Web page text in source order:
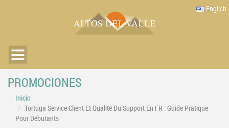
English
PROMOCIONES
Inicio
Tortuga Service Client Et Qualité Du Support En FR : Guide Pratique
Pour Débutants